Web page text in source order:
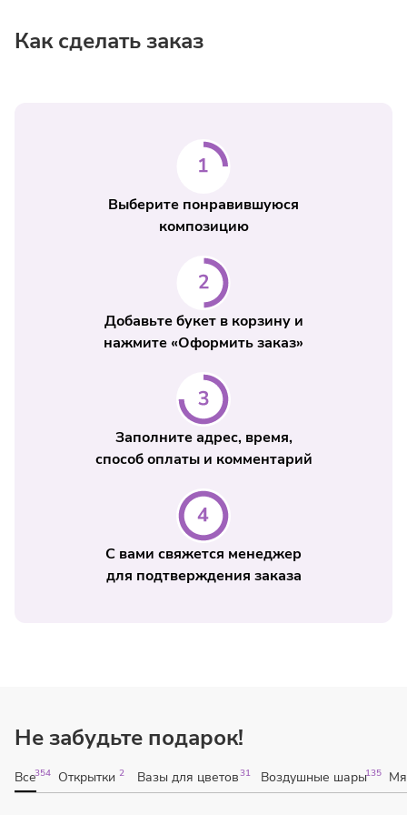
Как сделать заказ
Выберите понравившуюся
композицию
Добавьте букет в корзину и
нажмите «Оформить заказ»
Заполните адрес, время,
способ оплаты и комментарий
С вами свяжется менеджер
для подтверждения заказа
Не забудьте подарок!
Все354 Открытки 2 Вазы для цветов31 Воздушные шары135